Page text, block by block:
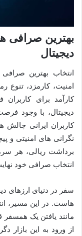
بهترین صرافی
دیجیتال
انتخاب بهترین
امنیت، کارمزد، تنوع
کارآمد برای
دیجیتال، با وجود
کاربران ایرانی چالش
نگرانی های امنیتی و
برداشت ریالی، هر
انتخاب صرافی خود
سفر در دنیای ارزهای
هاست. در این مسیر،
مانند یافتن یک همسفر
از ورود به این بازار